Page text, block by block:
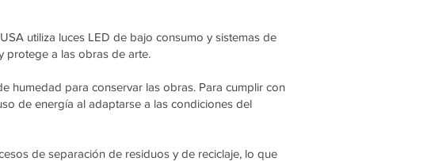
utiliza luces LED de bajo consumo y sistemas de
protege a las obras de arte.
humedad para conservar las obras. Para cumplir con
de energía al adaptarse a las condiciones del
de separación de residuos y de reciclaje, lo que